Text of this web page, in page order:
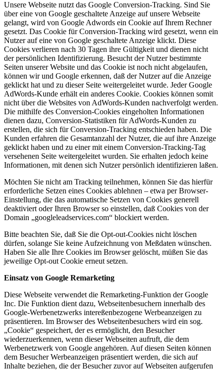
Unsere Webseite nutzt das Google Conversion-Tracking. Sind Sie
über eine von Google geschaltete Anzeige auf unsere Webseite
gelangt, wird von Google Adwords ein Cookie auf Ihrem Rechner
gesetzt. Das Cookie für Conversion-Tracking wird gesetzt, wenn ein
Nutzer auf eine von Google geschaltete Anzeige klickt. Diese
Cookies verlieren nach 30 Tagen ihre Gültigkeit und dienen nicht
der persönlichen Identifizierung. Besucht der Nutzer bestimmte
Seiten unserer Website und das Cookie ist noch nicht abgelaufen,
können wir und Google erkennen, daß der Nutzer auf die Anzeige
geklickt hat und zu dieser Seite weitergeleitet wurde. Jeder Google
AdWords-Kunde erhält ein anderes Cookie. Cookies können somit
nicht über die Websites von AdWords-Kunden nachverfolgt werden.
Die mithilfe des Conversion-Cookies eingeholten Informationen
dienen dazu, Conversion-Statistiken für AdWords-Kunden zu
erstellen, die sich für Conversion-Tracking entschieden haben. Die
Kunden erfahren die Gesamtanzahl der Nutzer, die auf ihre Anzeige
geklickt haben und zu einer mit einem Conversion-Tracking-Tag
versehenen Seite weitergeleitet wurden. Sie erhalten jedoch keine
Informationen, mit denen sich Nutzer persönlich identifizieren laßen.
Möchten Sie nicht am Tracking teilnehmen, können Sie das hierfür
erforderliche Setzen eines Cookies ablehnen – etwa per Browser-
Einstellung, die das automatische Setzen von Cookies generell
deaktiviert oder Ihren Browser so einstellen, daß Cookies von der
Domain „googleleadservices.com“ blockiert werden.
Bitte beachten Sie, daß Sie die Opt-out-Cookies nicht löschen
dürfen, solange Sie keine Aufzeichnung von Meßdaten wünschen.
Haben Sie alle Ihre Cookies im Browser gelöscht, müßen Sie das
jeweilige Opt-out Cookie erneut setzen.
Einsatz von Google Remarketing
Diese Webseite verwendet die Remarketing-Funktion der Google
Inc. Die Funktion dient dazu, Webseitenbesuchern innerhalb des
Google-Werbenetzwerks intereßenbezogene Werbeanzeigen zu
präsentieren. Im Browser des Webseitenbesuchers wird ein sog.
„Cookie“ gespeichert, der es ermöglicht, den Besucher
wiederzuerkennen, wenn dieser Webseiten aufruft, die dem
Werbenetzwerk von Google angehören. Auf diesen Seiten können
dem Besucher Werbeanzeigen präsentiert werden, die sich auf
Inhalte beziehen, die der Besucher zuvor auf Webseiten aufgerufen